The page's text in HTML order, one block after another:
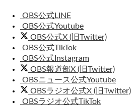
OBS公式LINE
OBS公式Youtube
OBS公式X (旧Twitter)
OBS公式TikTok
OBS公式Instagram
OBS報道部X (旧Twitter)
OBSニュース公式Youtube
OBSラジオ公式X (旧Twitter)
OBSラジオ公式TikTok